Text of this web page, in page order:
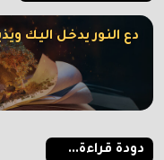
دع النور يدخل اليك
دودة قراءة...